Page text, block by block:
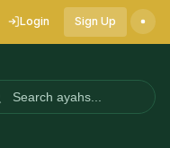
Login Sign Up